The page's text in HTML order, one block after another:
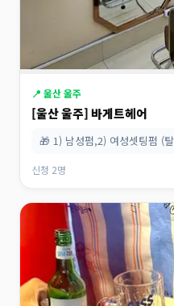
📍 울산 울주
[울산 울주] 바게트헤어
🎁 1) 남성펌,2) 여성셋팅펌 (
신청 2명